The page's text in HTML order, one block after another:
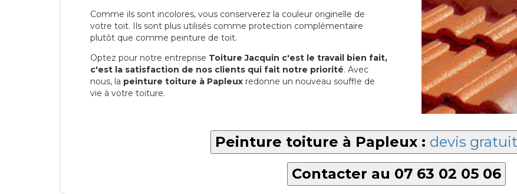
Comme ils sont incolores, vous conserverez la couleur originelle de
votre toit. Ils sont plus utilisés comme protection complémentaire
plutôt que comme peinture de toit.
Optez pour notre entreprise Toiture Jacquin c'est le travail bien fait,
c'est la satisfaction de nos clients qui fait notre priorité. Avec
nous, la peinture toiture à Papleux redonne un nouveau souffle de
vie à votre toiture.
Peinture toiture à Papleux : devis
Contacter au 07 63 02 05 06